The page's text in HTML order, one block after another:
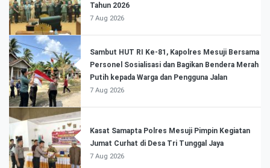
Tahun 2026
7 Aug 2026
Sambut HUT RI Ke-81, Kapolres Mesuji Bersama
Personel Sosialisasi dan Bagikan Bendera Merah
Putih kepada Warga dan Pengguna Jalan
7 Aug 2026
Kasat Samapta Polres Mesuji Pimpin Kegiatan
Jumat Curhat di Desa Tri Tunggal Jaya
7 Aug 2026